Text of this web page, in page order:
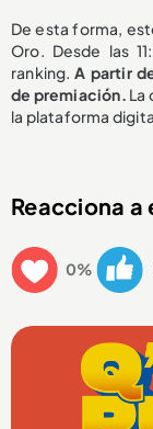
De esta forma,
Oro. Desde las
ranking. A partir
de premiación. La
la plataforma
Reacciona a
0%